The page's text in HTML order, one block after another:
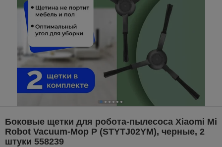
Боковые щетки для робота-пылесоса Xiaomi Mi
Robot Vacuum-Mop P (STYTJ02YM), черные, 2
штуки 558239